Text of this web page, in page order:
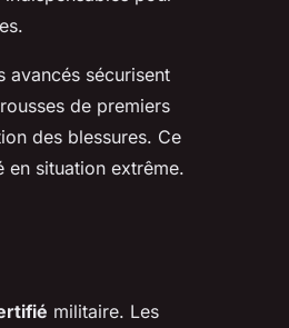
avancés sécurisent
de premiers
des blessures. Ce
en situation extrême.
militaire. Les